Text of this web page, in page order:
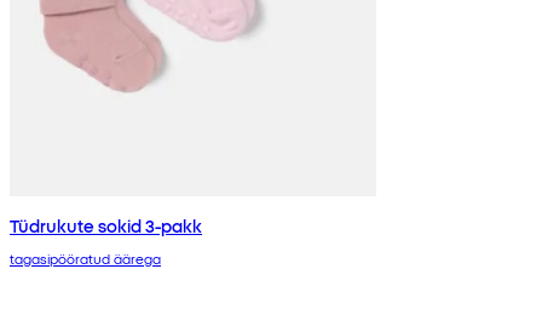
Tüdrukute sokid 3-pakk
tagasipööratud äärega